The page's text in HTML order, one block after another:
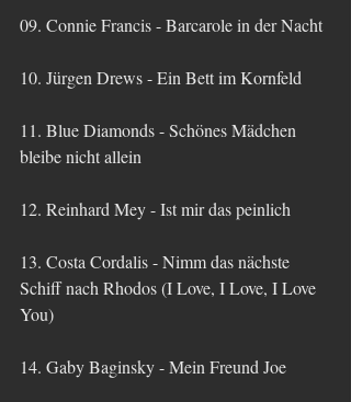
09. Connie Francis - Barcarole in der Nacht
10. Jürgen Drews - Ein Bett im Kornfeld
11. Blue Diamonds - Schönes Mädchen
bleibe nicht allein
12. Reinhard Mey - Ist mir das peinlich
13. Costa Cordalis - Nimm das nächste
Schiff nach Rhodos (I Love, I Love, I Love
You)
14. Gaby Baginsky - Mein Freund Joe